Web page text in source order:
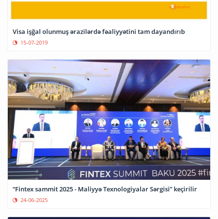
Visa işğal olunmuş ərazilərdə fəaliyyətini tam dayandırıb
15-07-2019
“Fintex sammit 2025 - Maliyyə Texnologiyalar Sərgisi” keçirilir
24-06-2025